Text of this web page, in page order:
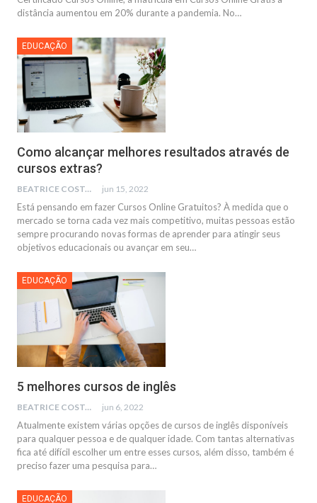
distância aumentou em 20% durante a pandemia. No…
EDUCAÇÃO
Como alcançar melhores resultados através de
cursos extras?
BEATRICE COSTA jun 15, 2022
Está pensando em fazer Cursos Online Gratuitos? À medida que o
mercado se torna cada vez mais competitivo, muitas pessoas estão
sempre procurando novas formas de aprender para atingir seus
objetivos educacionais ou avançar em seu…
EDUCAÇÃO
5 melhores cursos de inglês
BEATRICE COSTA jun 6, 2022
Atualmente existem várias opções de cursos de inglês disponíveis
para qualquer pessoa e de qualquer idade. Com tantas alternativas
fica até difícil escolher um entre esses cursos, além disso, também é
preciso fazer uma pesquisa para…
EDUCAÇÃO